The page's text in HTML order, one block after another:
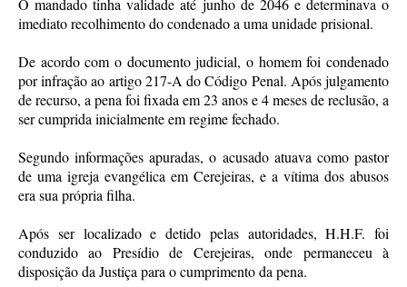
imediato recolhimento do condenado a uma unidade prisional.
De acordo com o documento judicial, o homem foi condenado
por infração ao artigo 217-A do Código Penal. Após julgamento
de recurso, a pena foi fixada em 23 anos e 4 meses de reclusão, a
ser cumprida inicialmente em regime fechado.
Segundo informações apuradas, o acusado atuava como pastor
de uma igreja evangélica em Cerejeiras, e a vítima dos abusos
era sua própria filha.
Após ser localizado e detido pelas autoridades, H.H.F. foi
conduzido ao Presídio de Cerejeiras, onde permaneceu à
disposição da Justiça para o cumprimento da pena.